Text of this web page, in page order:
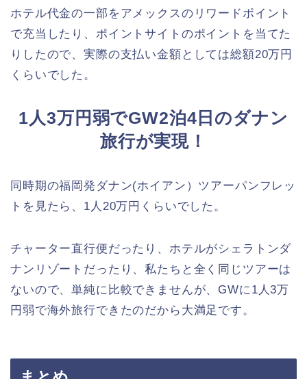
ホテル代金の一部をアメックスのリワードポイント
で充当したり、ポイントサイトのポイントを当てた
りしたので、実際の支払い金額としては総額20万円
くらいでした。
1人3万円弱でGW2泊4日のダナン
旅行が実現！
同時期の福岡発ダナン(ホイアン）ツアーパンフレッ
トを見たら、1人20万円くらいでした。
チャーター直行便だったり、ホテルがシェラトンダ
ナンリゾートだったり、私たちと全く同じツアーは
ないので、単純に比較できませんが、GWに1人3万
円弱で海外旅行できたのだから大満足です。